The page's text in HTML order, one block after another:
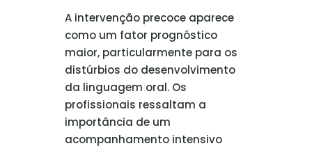
A intervenção precoce aparece
como um fator prognóstico
maior, particularmente para os
distúrbios do desenvolvimento
da linguagem oral. Os
profissionais ressaltam a
importância de um
acompanhamento intensivo